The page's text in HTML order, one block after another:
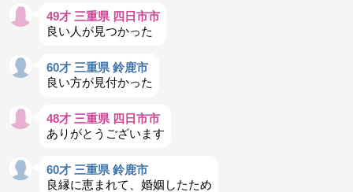
49才 三重県 四日市市
良い人が見つかった
60才 三重県 鈴鹿市
良い方が見付かった
48才 三重県 四日市市
ありがとうございます
60才 三重県 鈴鹿市
良縁に恵まれて、婚姻したため